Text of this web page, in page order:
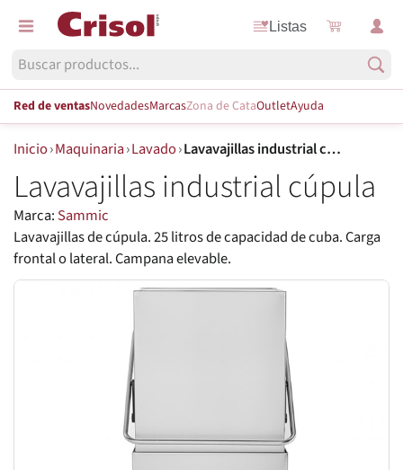
Listas
Red de ventasNovedadesMarcasZona de CataOutletAyuda
Inicio›Maquinaria›Lavado› Lavavajillas industrial cúpula
Lavavajillas industrial cúpula
Marca: Sammic
Lavavajillas de cúpula. 25 litros de capacidad de cuba. Carga
frontal o lateral. Campana elevable.